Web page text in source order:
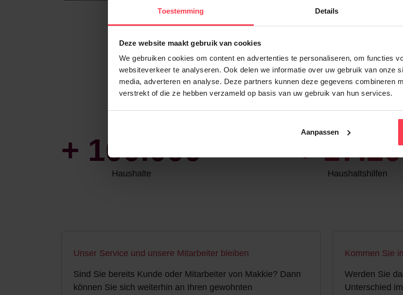
Toestemming Details
Deze website maakt gebruik van cookies
We gebruiken cookies om content en advertenties te personaliseren, om functies
websiteverkeer te analyseren. Ook delen we informatie over uw gebruik van onze
media, adverteren en analyse. Deze partners kunnen deze gegevens combineren
verstrekt of die ze hebben verzameld op basis van uw gebruik van hun services.
Aanpassen
Daenens in Zahlen
+ 100.000
Haushalte
+
Haushaltshilfen
Unser Service und unsere Mitarbeiter bleiben
Sind Sie bereits Kunde oder Mitarbeiter von Makkie? Dann
können Sie sich weiterhin an Ihren gewohnten
Kommen Sie
Werden Sie
Unterschied